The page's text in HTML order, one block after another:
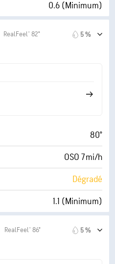
0.6 (Minimum)
3 (Faible)
10 mi
19800 pi
RealFeel® 82° 5 %
80°
OSO 7 mi/h
Dégradé
1.1 (Minimum)
RealFeel® 86° 5 %